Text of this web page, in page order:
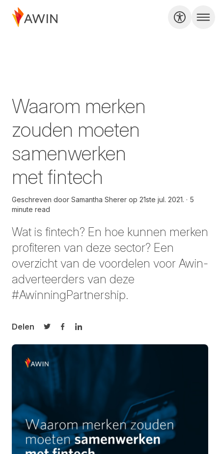
Waarom merken
zouden moeten
samenwerken
met fintech
Geschreven door Samantha Sherer op 21ste jul. 2021.
5
minute read
Wat is fintech? En hoe kunnen merken
profiteren van deze sector? Een
overzicht van de voordelen voor Awin-
adverteerders van deze
#AwinningPartnership.
Delen
Delen op Twitter
Delen op Facebook
Delen op LinkedIn